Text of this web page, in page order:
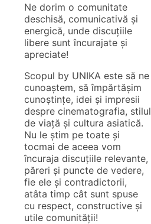
Ne dorim o comunitate
deschisă, comunicativă și
energică, unde discuțiile
libere sunt încurajate și
apreciate!
Scopul by UNIKA este să ne
cunoaștem, să împărtășim
cunoștințe, idei și impresii
despre cinematografia, stilul
de viață și cultura asiatică.
Nu le știm pe toate și
tocmai de aceea vom
încuraja discuțiile relevante,
păreri și puncte de vedere,
fie ele și contradictorii,
atâta timp cât sunt spuse
cu respect, constructive și
utile comunității!